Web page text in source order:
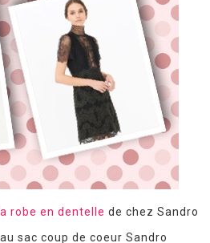
la robe en dentelle de chez Sandro
coup de coeur Sandro